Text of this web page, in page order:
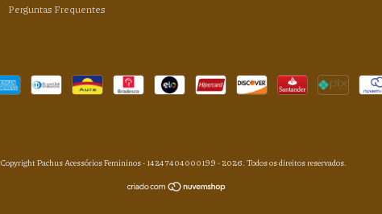
Perguntas Frequentes
Copyright Pachus Acessórios Femininos - 14247404000199 - 2026. Todos os direitos reservados.